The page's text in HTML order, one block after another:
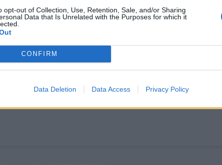
opt-out of Collection, Use, Retention, Sale, and/or Sharing
Data that Is Unrelated with the Purposes for which it
CONFIRM
Data Deletion Data Access Privacy Policy